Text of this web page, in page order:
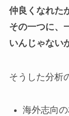
仲良くなれた
その一つに、
いんじゃない
そうした分析
海外志向